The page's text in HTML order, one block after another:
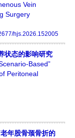
Vein
Surgery
hjs.2026.152005
状态的影响研究
Based”
Peritoneal
年股骨颈骨折的